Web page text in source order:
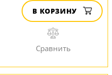
В КОРЗИНУ